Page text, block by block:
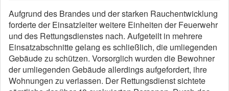
Aufgrund des Brandes und der starken Rauchentwicklung
forderte der Einsatzleiter weitere Einheiten der Feuerwehr
und des Rettungsdienstes nach. Aufgeteilt in mehrere
Einsatzabschnitte gelang es schließlich, die umliegenden
Gebäude zu schützen. Vorsorglich wurden die Bewohner
der umliegenden Gebäude allerdings aufgefordert, ihre
Wohnungen zu verlassen. Der Rettungsdienst sichtete